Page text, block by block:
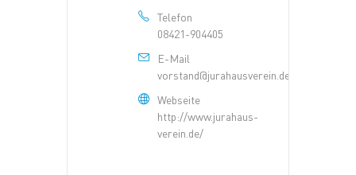
Telefon
08421-904405
E-Mail
vorstand@jurahausverein.de
Webseite
http://www.jurahaus-
verein.de/